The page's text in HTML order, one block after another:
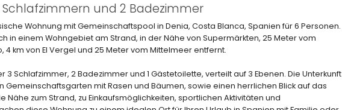
und 2 Badezimmer
Wohnung mit Gemeinschaftspool in Denia, Costa Blanca, Spanien für 6 Personen.
in einem Wohngebiet am Strand, in der Nähe von Supermärkten, 25 Meter vom
4 km von El Vergel und 25 Meter vom Mittelmeer entfernt.
3 Schlafzimmer, 2 Badezimmer und 1 Gästetoilette, verteilt auf 3 Ebenen. Die Unterkunft
Gemeinschaftsgarten mit Rasen und Bäumen, sowie einen herrlichen Blick auf das
Nähe zum Strand, zu Einkaufsmöglichkeiten, sportlichen Aktivitäten und